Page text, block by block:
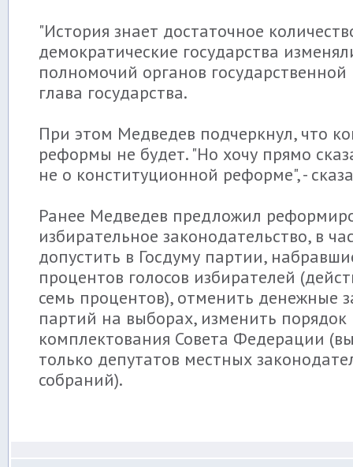
"История знает достаточное
демократические государства
полномочий органов государственной
глава государства.
При этом Медведев подчеркнул, что
реформы не будет. "Но хочу прямо
не о конституционной реформе", -
Ранее Медведев предложил
избирательное законодательство, в
допустить в Госдуму партии,
процентов голосов избирателей
семь процентов), отменить денежные
партий на выборах, изменить порядок
комплектования Совета Федерации
только депутатов местных
собраний).